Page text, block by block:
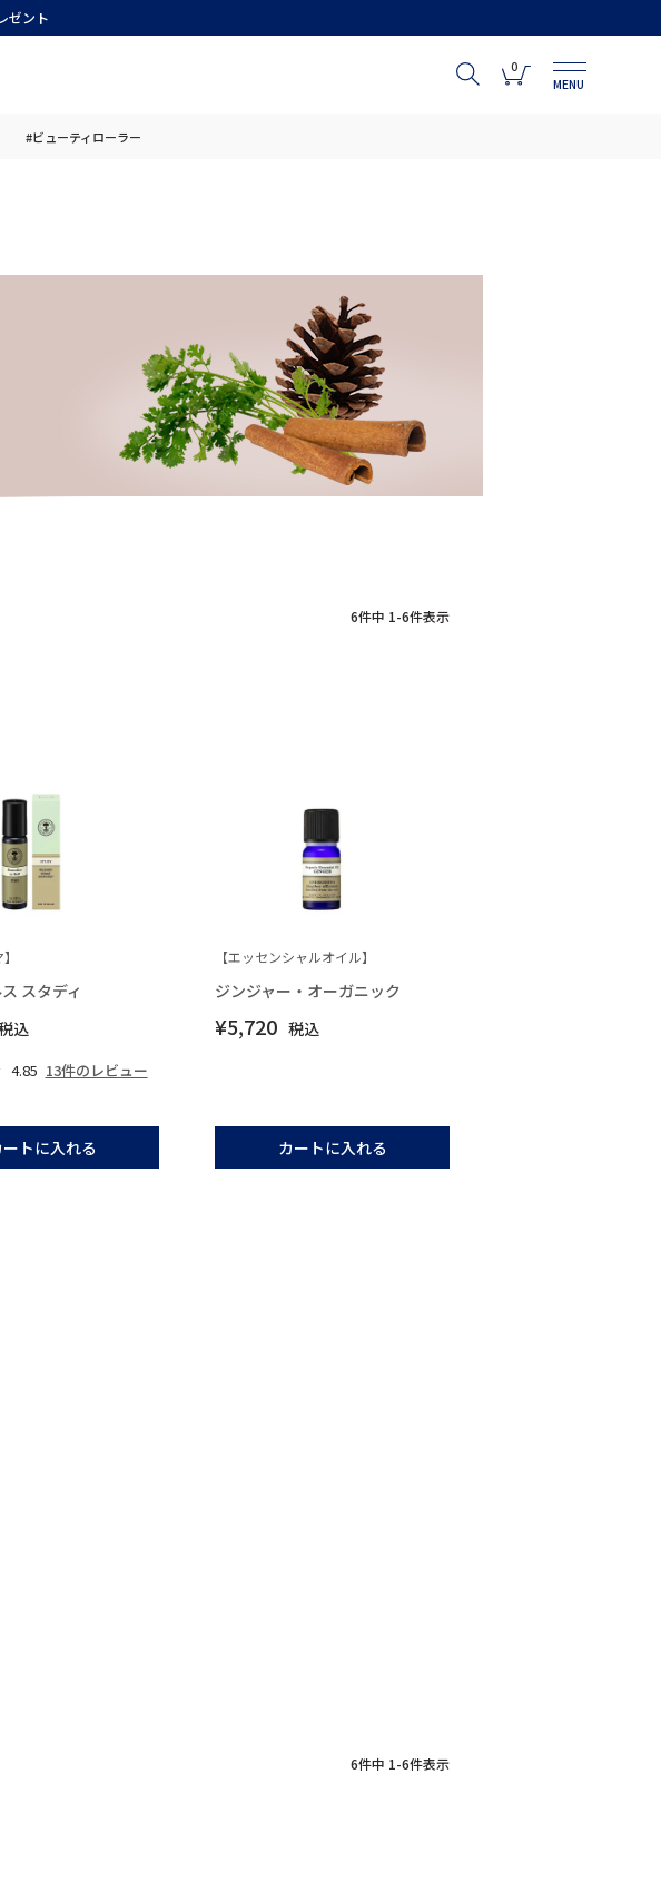
ゼント
0
MENU
#ビューティローラー
6件中 1-6件表示
スタディ
込
4.85 13件のレビュー
ートに入れる
【エッセンシャルオイル】
ジンジャー・オーガニック
¥5,720 税込
カートに入れる
6件中 1-6件表示